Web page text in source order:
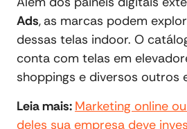
Ads, as marcas podem
dessas telas indoor. O
conta com telas em
shoppings e diversos outros
Leia mais: Marketing online
deles sua empresa deve